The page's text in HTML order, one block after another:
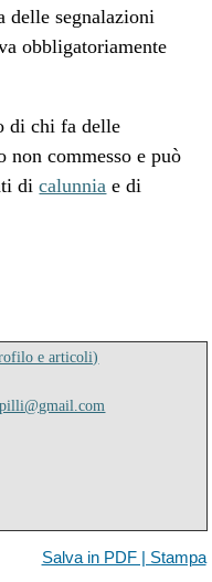
delle segnalazioni
obbligatoriamente
di chi fa delle
commesso e può
dicalunnia e di
e articoli)
Salva in PDF | Stampa